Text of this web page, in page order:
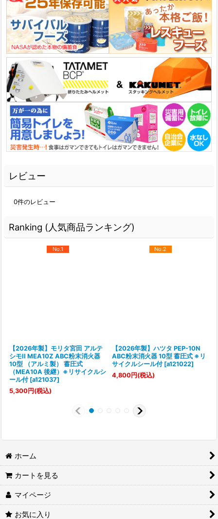
レビュー
0件のレビュー
Ranking (人気商品ランキング)
No.1
【2026年製】モリタ宮田 アルテ
シモII MEA10Z ABC粉末消火器
10型 （アルミ製） 蓄圧式
（MEA10A 後継）※リサイクルシ
ール付 [a121037]
5,300円 (税込)
No.2
【2026年製】ハツタ PEP-10N
ABC粉末消火器 10型 蓄圧式 ※リ
サイクルシール付 [a121022]
4,800円 (税込)
ホーム
カートを見る
マイページ
お気に入り